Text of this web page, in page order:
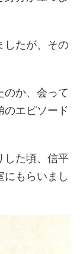
したが、その
のか、会って
のエピソード
した頃、信平
にもらいまし